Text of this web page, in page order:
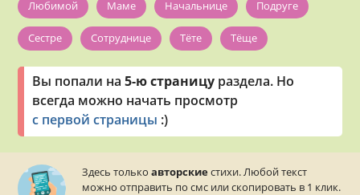
Любимой Маме Начальнице Подруге
Сестре Сотруднице Тёте Тёще
Короткие
Вы попали на5-ю страницу раздела. Но
всегда можно начать просмотр
с первой страницы :)
Здесь толькоавторские стихи. Любой текст
можно отправить по смс или скопировать в 1 клик.